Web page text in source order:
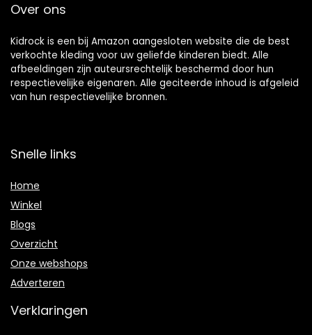
Over ons
Kidrock is een bij Amazon aangesloten website die de best
verkochte kleding voor uw geliefde kinderen biedt. Alle
afbeeldingen zijn auteursrechtelijk beschermd door hun
respectievelijke eigenaren. Alle geciteerde inhoud is afgeleid
van hun respectievelijke bronnen.
Snelle links
Home
Winkel
Blogs
Overzicht
Onze webshops
Adverteren
Verklaringen